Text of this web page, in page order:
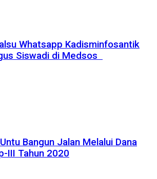
Whatsapp Kadisminfosantik
Siswadi di Medsos
Bangun Jalan Melalui Dana
III Tahun 2020